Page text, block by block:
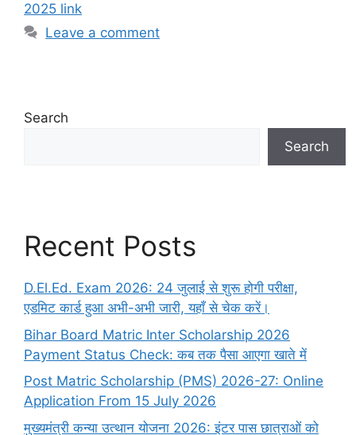
2025 link
Leave a comment
Search
Search
Recent Posts
D.El.Ed. Exam 2026: 24 जुलाई से शुरू होगी परीक्षा,
एडमिट कार्ड हुआ अभी-अभी जारी, यहाँ से चेक करें।
Bihar Board Matric Inter Scholarship 2026
Payment Status Check: कब तक पैसा आएगा खाते में
Post Matric Scholarship (PMS) 2026-27: Online
Application From 15 July 2026
मुख्यमंत्री कन्या उत्थान योजना 2026: इंटर पास छात्राओं को